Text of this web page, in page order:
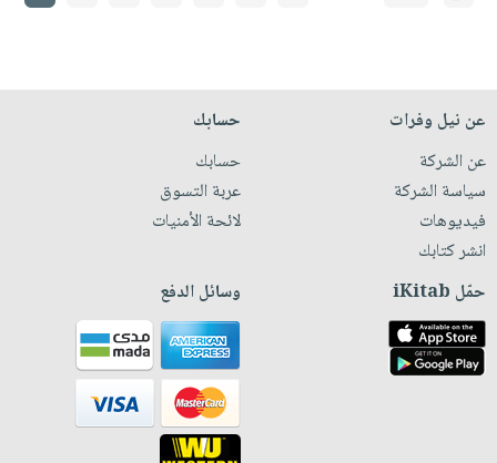
عن نيل وفرات
عن الشركة
سياسة الشركة
فيديوهات
انشر كتابك
حسابك
حسابك
عربة التسوق
لائحة الأمنيات
حمّل iKitab وسائل الدفع